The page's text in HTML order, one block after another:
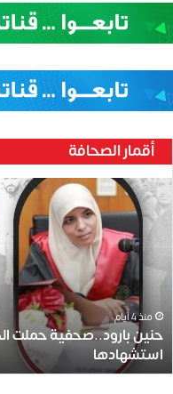
أقمار الصحافة
حنين
بارود..صحفية
حملت
وهموم
عائلتها
حتى
لحظة
استشهادها
منذ 4 أيام
حنين بارود..صحفية حملت
استشهادها